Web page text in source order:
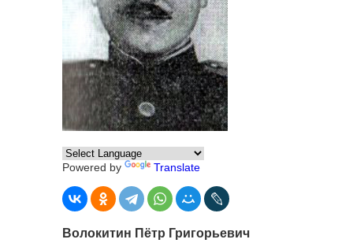
Powered by Translate
Волокитин Пётр Григорьевич